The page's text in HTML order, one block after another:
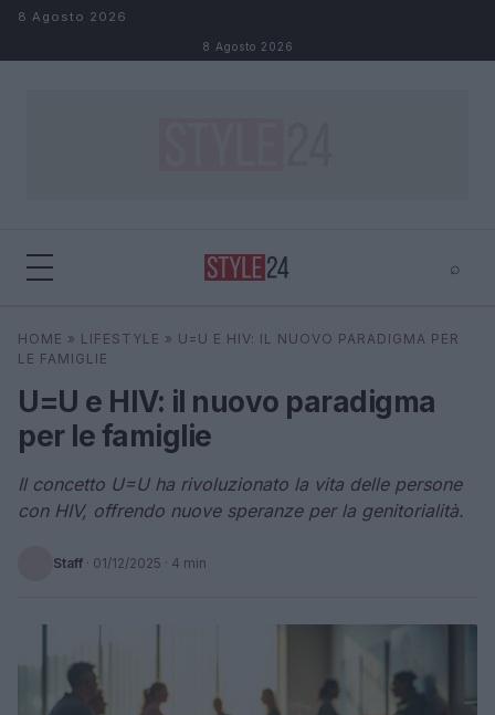
Salta al contenuto
8 Agosto 2026
8 Agosto 2026
⌕
Cerca ⌕ ×
HOME » LIFESTYLE » U=U E HIV: IL NUOVO PARADIGMA PER
LE FAMIGLIE
U=U e HIV: il nuovo paradigma
per le famiglie
Il concetto U=U ha rivoluzionato la vita delle persone
con HIV, offrendo nuove speranze per la genitorialità.
Staff · 01/12/2025 · 4 min